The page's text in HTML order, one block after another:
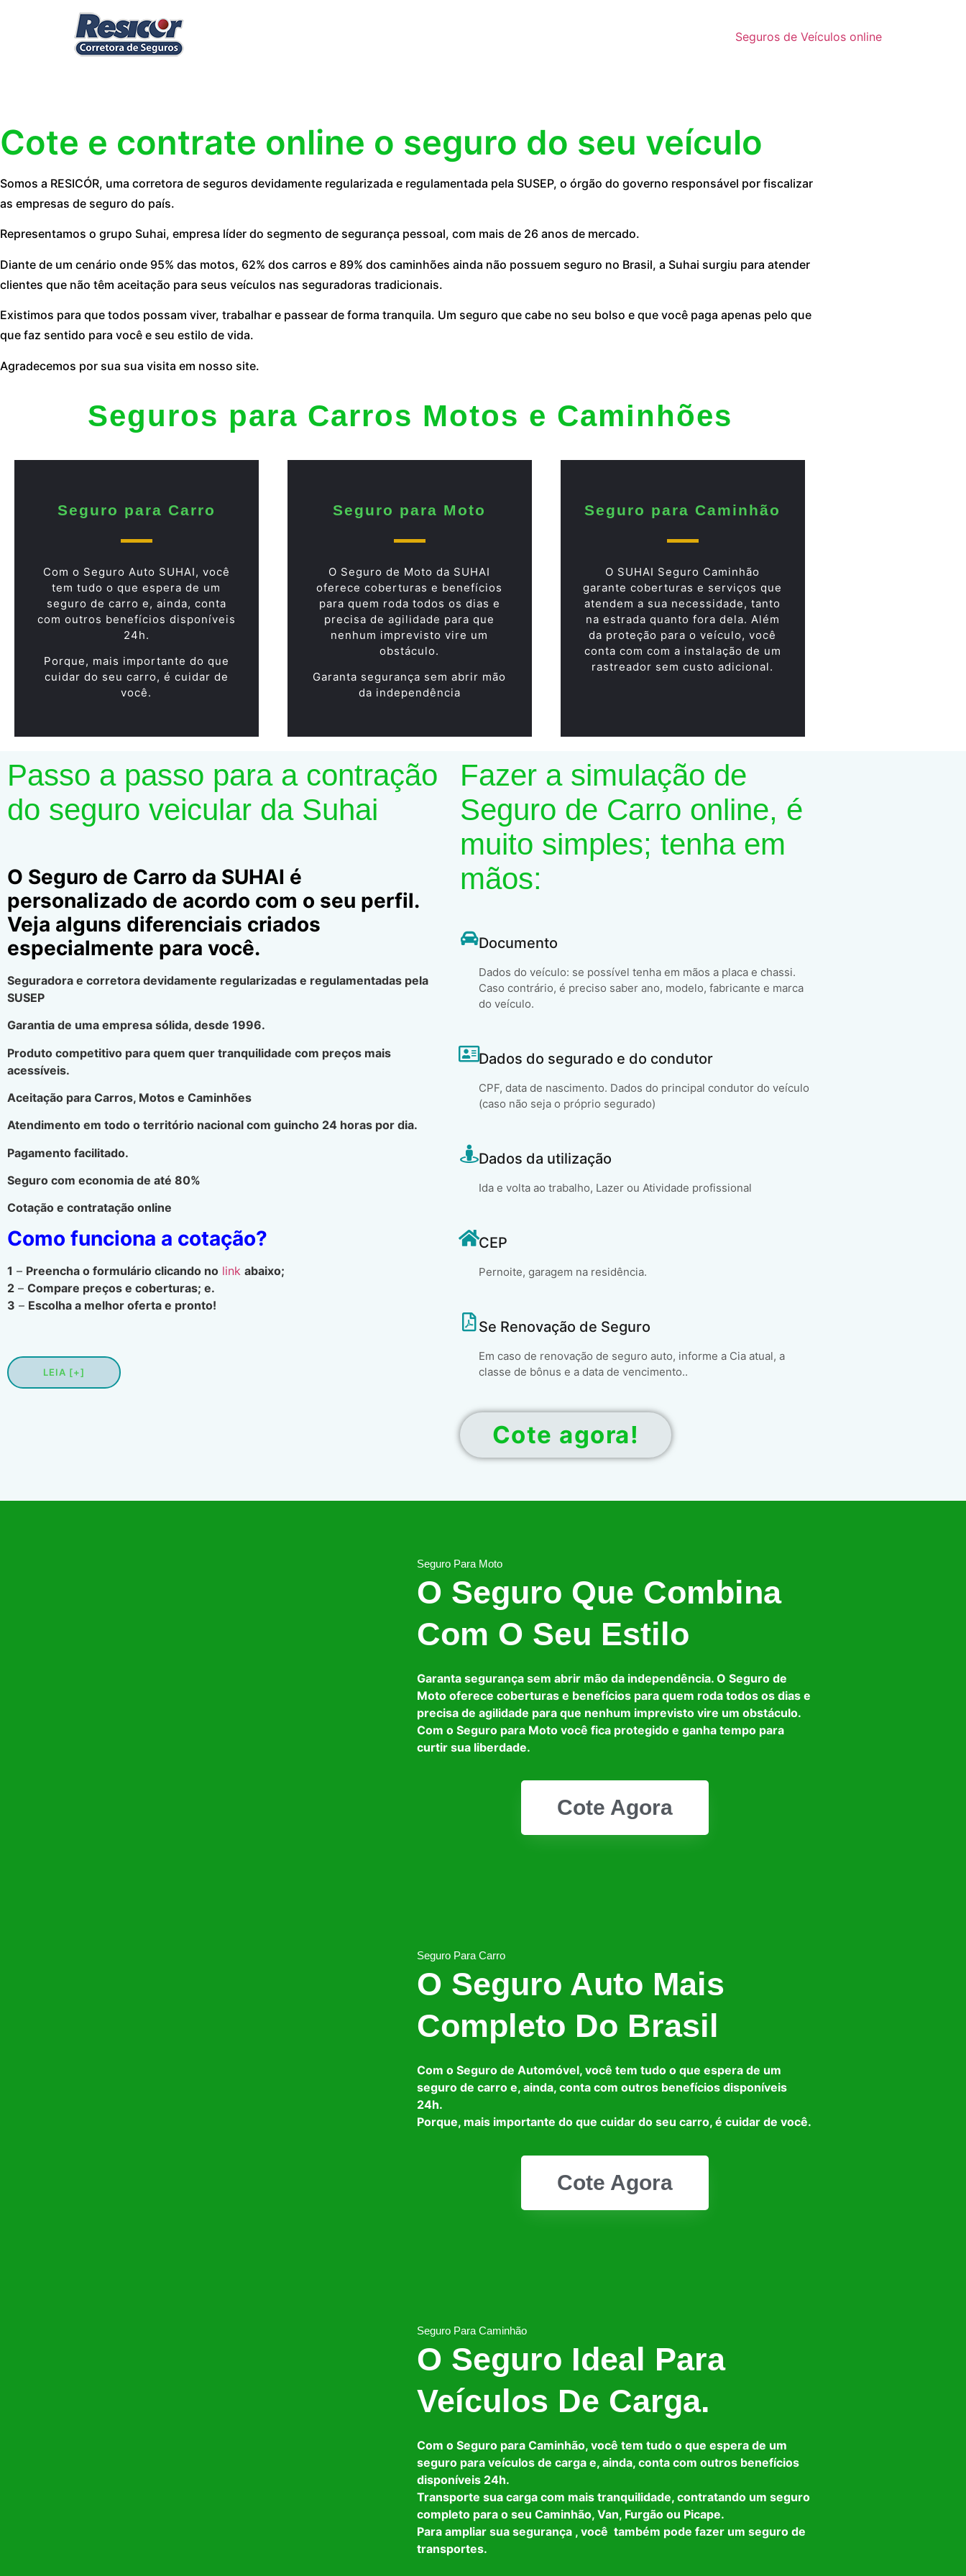
Seguros de Veículos online
Cote e contrate online o seguro do seu veículo
Somos a RESICÓR, uma corretora de seguros devidamente regularizada e regulamentada pela SUSEP, o órgão do governo responsável por fiscalizar
as empresas de seguro do país.
Representamos o grupo Suhai, empresa líder do segmento de segurança pessoal, com mais de 26 anos de mercado.
Diante de um cenário onde 95% das motos, 62% dos carros e 89% dos caminhões ainda não possuem seguro no Brasil, a Suhai surgiu para atender
clientes que não têm aceitação para seus veículos nas seguradoras tradicionais.
Existimos para que todos possam viver, trabalhar e passear de forma tranquila. Um seguro que cabe no seu bolso e que você paga apenas pelo que
que faz sentido para você e seu estilo de vida.
Agradecemos por sua sua visita em nosso site.
Seguros para Carros Motos e Caminhões
Seguro para Carro
Com o Seguro Auto SUHAI, você
tem tudo o que espera de um
seguro de carro e, ainda, conta
com outros benefícios disponíveis
24h.
Porque, mais importante do que
cuidar do seu carro, é cuidar de
você.
Seguro para Moto
O Seguro de Moto da SUHAI
oferece coberturas e benefícios
para quem roda todos os dias e
precisa de agilidade para que
nenhum imprevisto vire um
obstáculo.
Garanta segurança sem abrir mão
da independência
Seguro para Caminhão
O SUHAI Seguro Caminhão
garante coberturas e serviços que
atendem a sua necessidade, tanto
na estrada quanto fora dela. Além
da proteção para o veículo, você
conta com com a instalação de um
rastreador sem custo adicional.
Passo a passo para a contração
do seguro veicular da Suhai
O Seguro de Carro da SUHAI é
personalizado de acordo com o seu perfil.
Veja alguns diferenciais criados
especialmente para você.
Seguradora e corretora devidamente regularizadas e regulamentadas pela
SUSEP
Garantia de uma empresa sólida, desde 1996.
Produto competitivo para quem quer tranquilidade com preços mais
acessíveis.
Aceitação para Carros, Motos e Caminhões
Atendimento em todo o território nacional com guincho 24 horas por dia.
Pagamento facilitado.
Seguro com economia de até 80%
Cotação e contratação online
Como funciona a cotação?
1 – Preencha o formulário clicando no link abaixo;
2 – Compare preços e coberturas; e.
3 – Escolha a melhor oferta e pronto!
LEIA [+]
Fazer a simulação de
Seguro de Carro online, é
muito simples; tenha em
mãos:
Documento
Dados do veículo: se possível tenha em mãos a placa e chassi.
Caso contrário, é preciso saber ano, modelo, fabricante e marca
do veículo.
Dados do segurado e do condutor
CPF, data de nascimento. Dados do principal condutor do veículo
(caso não seja o próprio segurado)
Dados da utilização
Ida e volta ao trabalho, Lazer ou Atividade profissional
CEP
Pernoite, garagem na residência.
Se Renovação de Seguro
Em caso de renovação de seguro auto, informe a Cia atual, a
classe de bônus e a data de vencimento..
Cote agora!
Seguro Para Moto
O Seguro Que Combina
Com O Seu Estilo
Garanta segurança sem abrir mão da independência. O Seguro de
Moto oferece coberturas e benefícios para quem roda todos os dias e
precisa de agilidade para que nenhum imprevisto vire um obstáculo.
Com o Seguro para Moto você fica protegido e ganha tempo para
curtir sua liberdade.
Cote Agora
Seguro Para Carro
O Seguro Auto Mais
Completo Do Brasil
Com o Seguro de Automóvel, você tem tudo o que espera de um
seguro de carro e, ainda, conta com outros benefícios disponíveis
24h.
Porque, mais importante do que cuidar do seu carro, é cuidar de você.
Cote Agora
Seguro Para Caminhão
O Seguro Ideal Para
Veículos De Carga.
Com o Seguro para Caminhão, você tem tudo o que espera de um
seguro para veículos de carga e, ainda, conta com outros benefícios
disponíveis 24h.
Transporte sua carga com mais tranquilidade, contratando um seguro
completo para o seu Caminhão, Van, Furgão ou Picape.
Para ampliar sua segurança , você também pode fazer um seguro de
transportes.